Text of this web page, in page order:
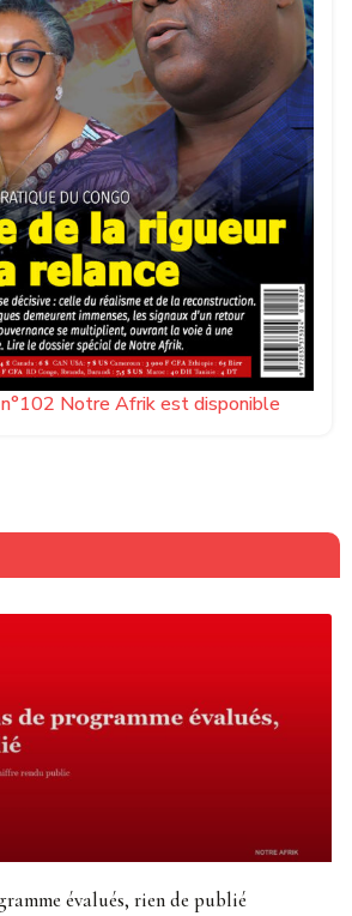
Notre Afrik est disponible
évalués, rien de publié